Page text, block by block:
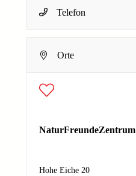
Dein Name
E-Mail-Adresse*
N
a
m
a
r
Nachricht*
Absenden
Telefon
Orte
NaturFreundeZentrum
Hohe Eiche 20